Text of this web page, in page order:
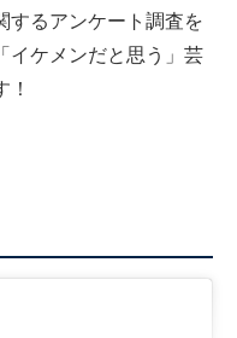
するアンケート調査を
イケメンだと思う」芸